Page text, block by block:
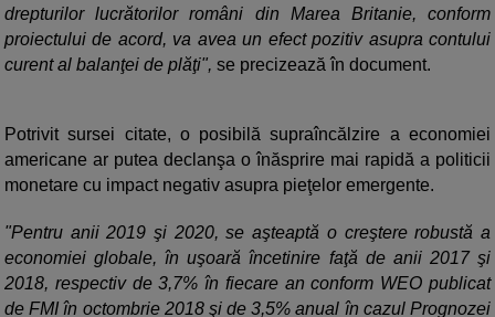
drepturilor lucrătorilor români din Marea Britanie, conform
proiectului de acord, va avea un efect pozitiv asupra contului
curent al balanţei de plăţi", se precizează în document.
Potrivit sursei citate, o posibilă supraîncălzire a economiei
americane ar putea declanşa o înăsprire mai rapidă a politicii
monetare cu impact negativ asupra pieţelor emergente.
"Pentru anii 2019 şi 2020, se aşteaptă o creştere robustă a
economiei globale, în uşoară încetinire faţă de anii 2017 şi
2018, respectiv de 3,7% în fiecare an conform WEO publicat
de FMI în octombrie 2018 şi de 3,5% anual în cazul Prognozei